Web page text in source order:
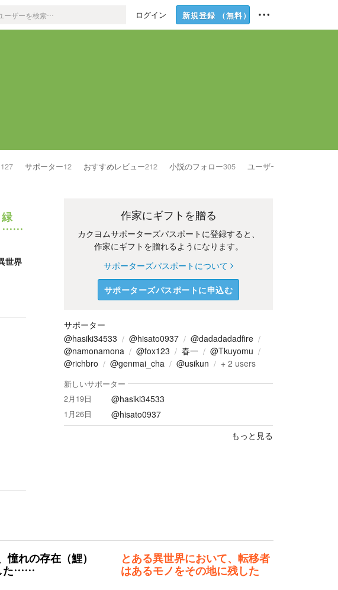
ログイン 新規登録 （無料）
127 サポーター12 おすすめレビュー212 小説のフォロー305 ユーザーのフォロー
緑
……
世界
作家にギフトを贈る
カクヨムサポーターズパスポートに登録すると、
作家にギフトを贈れるようになります。
サポーターズパスポートについて
サポーターズパスポートに申込む
サポーター
@hasiki34533
@hisato0937
@dadadadadfire
@namonamona
@fox123 春一
@Tkuyomu
@richbro
@genmai_cha @usikun + 2 users
新しいサポーター
2月19日
@hasiki34533
1月26日
@hisato0937
もっと見る
憧れの存在（鯉）
た……
とある異世界において、転移者
はあるモノをその地に残した